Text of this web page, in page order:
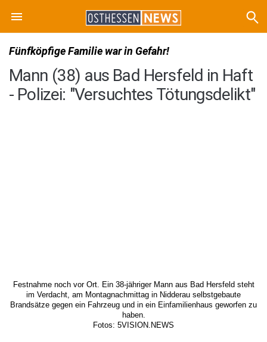
Fünfköpfige Familie war in Gefahr!
Mann (38) aus Bad Hersfeld in Haft
- Polizei: "Versuchtes Tötungsdelikt"
Festnahme noch vor Ort. Ein 38-jähriger Mann aus Bad Hersfeld steht
im Verdacht, am Montagnachmittag in Nidderau selbstgebaute
Brandsätze gegen ein Fahrzeug und in ein Einfamilienhaus geworfen zu
haben.
Fotos: 5VISION.NEWS